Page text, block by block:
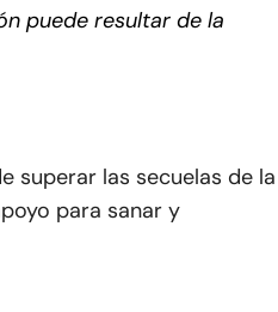
puede resultar de la
superar las secuelas de la
para sanar y